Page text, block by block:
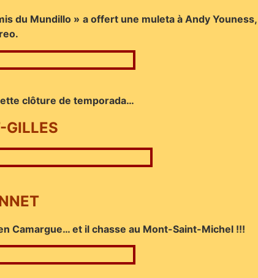
du Mundillo » a offert une muleta à Andy
clôture de temporada…
GILLES
Camargue… et il chasse au Mont-Saint-Michel !!!